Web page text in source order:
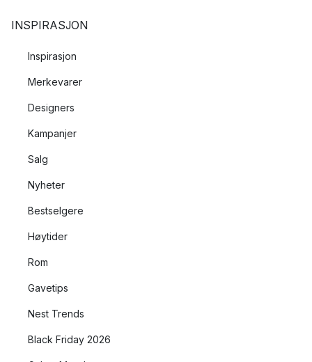
INSPIRASJON
Inspirasjon
Merkevarer
Designers
Kampanjer
Salg
Nyheter
Bestselgere
Høytider
Rom
Gavetips
Nest Trends
Black Friday 2026